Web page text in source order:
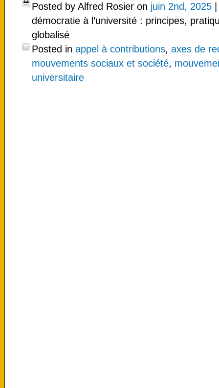
Posted by Alfred Rosier on juin 2nd, 2025
démocratie à l’université : principes,
globalisé
Posted in appel à contributions, axes de
mouvements sociaux et société,
universitaire